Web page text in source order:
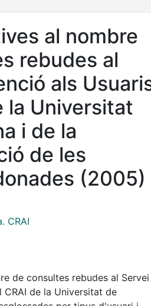
al nombre
rebudes al
als
la Universitat
i de la
de les
(2005)
CRAI
de consultes rebudes al Servei
de la Universitat de